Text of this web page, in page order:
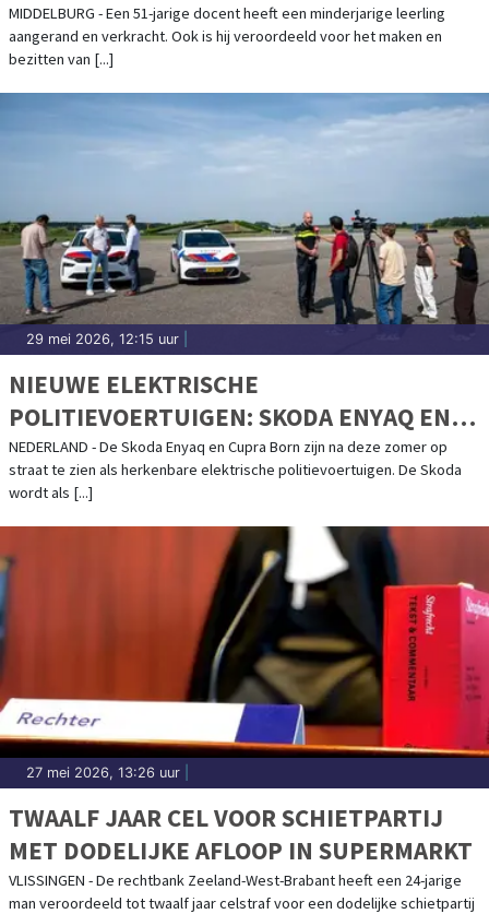
MIDDELBURG - Een 51-jarige docent heeft een minderjarige leerling
aangerand en verkracht. Ook is hij veroordeeld voor het maken en
bezitten van [...]
29 mei 2026, 12:15 uur
NIEUWE ELEKTRISCHE
POLITIEVOERTUIGEN: SKODA ENYAQ EN
CUPRA BORN
NEDERLAND - De Skoda Enyaq en Cupra Born zijn na deze zomer op
straat te zien als herkenbare elektrische politievoertuigen. De Skoda
wordt als [...]
27 mei 2026, 13:26 uur
TWAALF JAAR CEL VOOR SCHIETPARTIJ
MET DODELIJKE AFLOOP IN SUPERMARKT
VLISSINGEN - De rechtbank Zeeland-West-Brabant heeft een 24-jarige
man veroordeeld tot twaalf jaar celstraf voor een dodelijke schietpartij